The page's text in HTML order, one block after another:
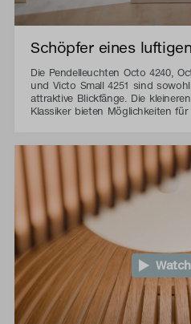
Schöpfer eines
Die Pendelleuchten Octo 4240,
und Victo Small 4251 sind
attraktive Blickfänge. Die
Klassiker bieten Möglichkeiten